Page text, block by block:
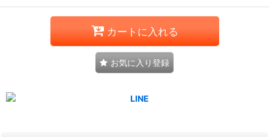
カートに入れる
お気に入り登録